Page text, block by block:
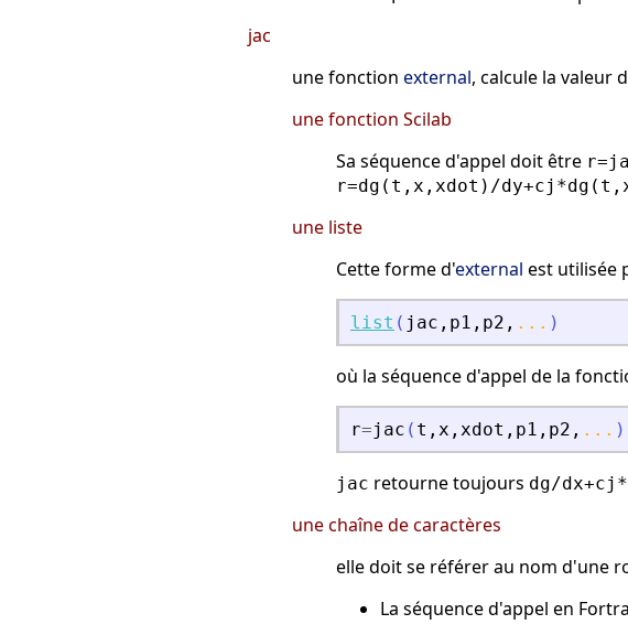
jac
une fonction external, calcule la valeur
une fonction Scilab
Sa séquence d'appel doit être
r=dg(t,x,xdot)/
une liste
Cette forme d'external est utilisée
list ( jac , p1 , p2 , ... )
où la séquence d'appel de la
r=jac ( t , x , xdot , p1 , p2 , ... )
jac retourne toujours dg/
une chaîne de caractères
elle doit se référer au nom d'une
La séquence d'appel en